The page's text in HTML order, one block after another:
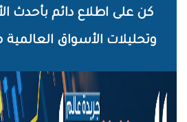
الرئيسي
كن على اطلاع دائم بأحدث
وتحليلات الأسواق